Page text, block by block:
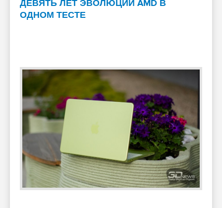
ДЕВЯТЬ ЛЕТ ЭВОЛЮЦИИ AMD В
ОДНОМ ТЕСТЕ